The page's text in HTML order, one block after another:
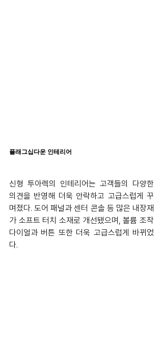
플래그십다운 인테리어
신형 투아렉의 인테리어는 고객들의 다양한
의견을 반영해 더욱 안락하고 고급스럽게 꾸
며졌다. 도어 패널과 센터 콘솔 등 많은 내장재
가 소프트 터치 소재로 개선됐으며, 볼륨 조작
다이얼과 버튼 또한 더욱 고급스럽게 바뀌었
다.